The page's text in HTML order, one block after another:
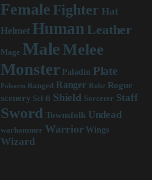
FemaleFighter Hat
Helmet HumanLeather
Mage MaleMelee
Monster Paladin Plate
Polearm Ranged Ranger Robe Rogue
scenery Sci-fi Shield Sorcerer Staff
Sword Townsfolk Undead
warhammer Warrior Wings
Wizard